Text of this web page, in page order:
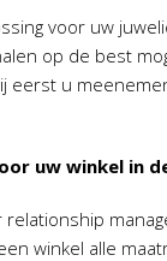
voor uw
op de best
eerst u
uw winkel in
winkel alle